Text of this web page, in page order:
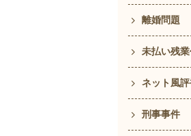
離婚問題
未払い残
ネット風
刑事事件